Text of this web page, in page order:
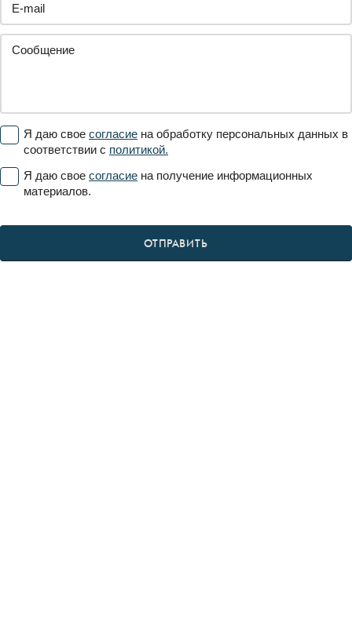
Я даю свое согласие на обработку персональных данных в
соответствии с политикой.
Я даю свое согласие на получение информационных
материалов.